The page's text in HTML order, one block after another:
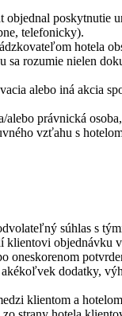
poskytnutie
telefonicky).
hotela
sa rozumie nielen
alebo iná akcia
právnická
vzťahu s
súhlas s
klientovi
oneskorenom
dodatky,
klientom a